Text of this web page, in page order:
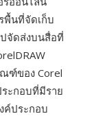
พื้นที่จัดเก็บ
จัดส่งบนสื่อที่
ฑ์ของ Corel
ะกอบที่มีราย
ค์ประกอบ